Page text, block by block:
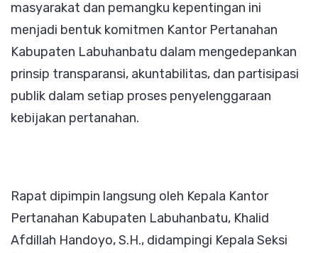
masyarakat dan pemangku kepentingan ini
menjadi bentuk komitmen Kantor Pertanahan
Kabupaten Labuhanbatu dalam mengedepankan
prinsip transparansi, akuntabilitas, dan partisipasi
publik dalam setiap proses penyelenggaraan
kebijakan pertanahan.
Rapat dipimpin langsung oleh Kepala Kantor
Pertanahan Kabupaten Labuhanbatu, Khalid
Afdillah Handoyo, S.H., didampingi Kepala Seksi